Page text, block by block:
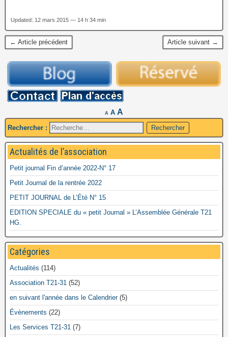
Updated: 12 mars 2015 — 14 h 34 min
← Article précédent Article suivant →
A A A
Rechercher :
Actualités de l’association
Petit journal Fin d’année 2022-N° 17
Petit Journal de la rentrée 2022
PETIT JOURNAL de L’Été N° 15
EDITION SPECIALE du « petit Journal » L’Assemblée Générale T21
HG.
Catégories
Actualités (114)
Association T21-31 (52)
en suivant l'année dans le Calendrier(5)
Évènements (22)
Les Services T21-31 (7)